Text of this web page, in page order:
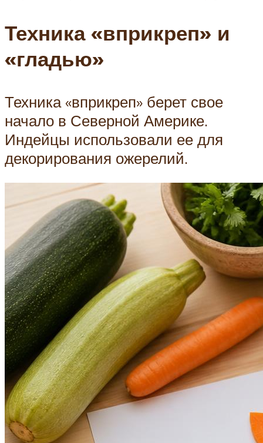
Техника «вприкреп» и
«гладью»
Техника «вприкреп» берет свое
начало в Северной Америке.
Индейцы использовали ее для
декорирования ожерелий.